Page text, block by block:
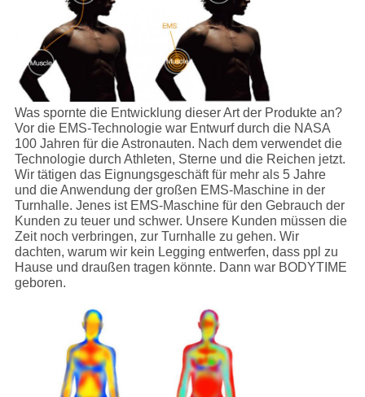
Was spornte die Entwicklung dieser Art der Produkte an?
Vor die EMS-Technologie war Entwurf durch die NASA
100 Jahren für die Astronauten. Nach dem verwendet die
Technologie durch Athleten, Sterne und die Reichen jetzt.
Wir tätigen das Eignungsgeschäft für mehr als 5 Jahre
und die Anwendung der großen EMS-Maschine in der
Turnhalle. Jenes ist EMS-Maschine für den Gebrauch der
Kunden zu teuer und schwer. Unsere Kunden müssen die
Zeit noch verbringen, zur Turnhalle zu gehen. Wir
dachten, warum wir kein Legging entwerfen, dass ppl zu
Hause und draußen tragen könnte. Dann war BODYTIME
geboren.